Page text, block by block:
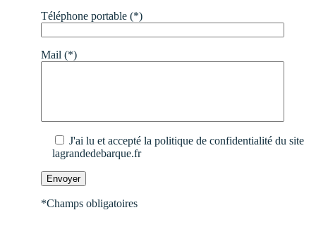
Téléphone portable (*)
Mail (*)
J'ai lu et accepté la politique de confidentialité du site
lagrandedebarque.fr
*Champs obligatoires